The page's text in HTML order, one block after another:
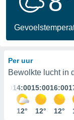
hoge
hebt de
voor
op basis
Per uur
Bewolkte lucht in
14:00
12°
15:00
12°
16:00
12°